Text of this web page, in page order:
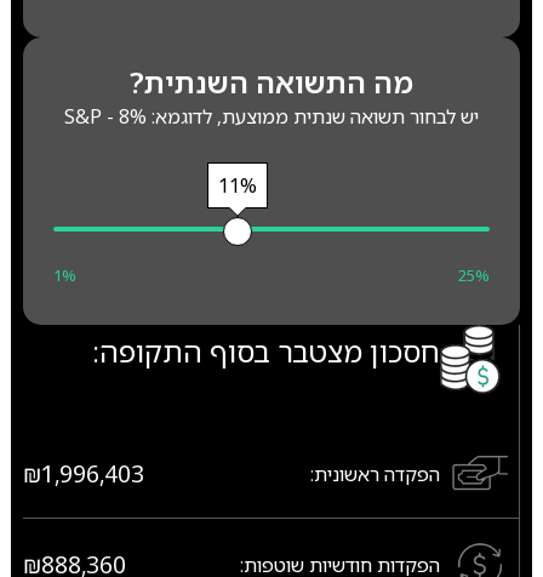
מה התשואה השנתית?
יש לבחור תשואה שנתית ממוצעת, לדוגמא: S&P - 8%
11%
1% 25%
חסכון מצטבר בסוף התקופה:
הפקדה ראשונית: ₪1,996,403
הפקדות חודשיות שוטפות: ₪888,360